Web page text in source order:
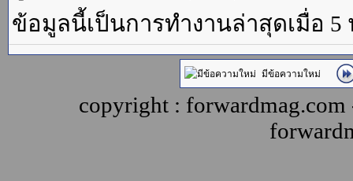
ข้อมูลนี้เป็นการทำงานล่าสุดเมื่อ 5
มีข้อความใหม่
copyright :